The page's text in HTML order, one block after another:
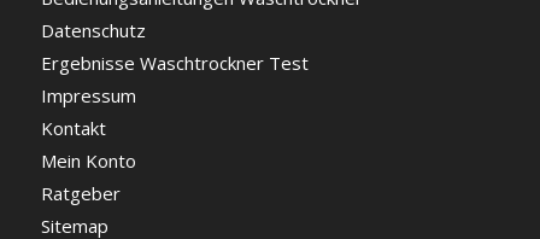
Datenschutz
Ergebnisse Waschtrockner Test
Impressum
Kontakt
Mein Konto
Ratgeber
Sitemap